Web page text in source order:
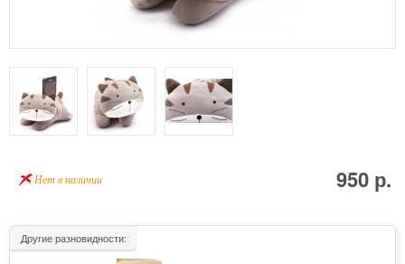
Нет в наличии 950 р.
Другие разновидности: